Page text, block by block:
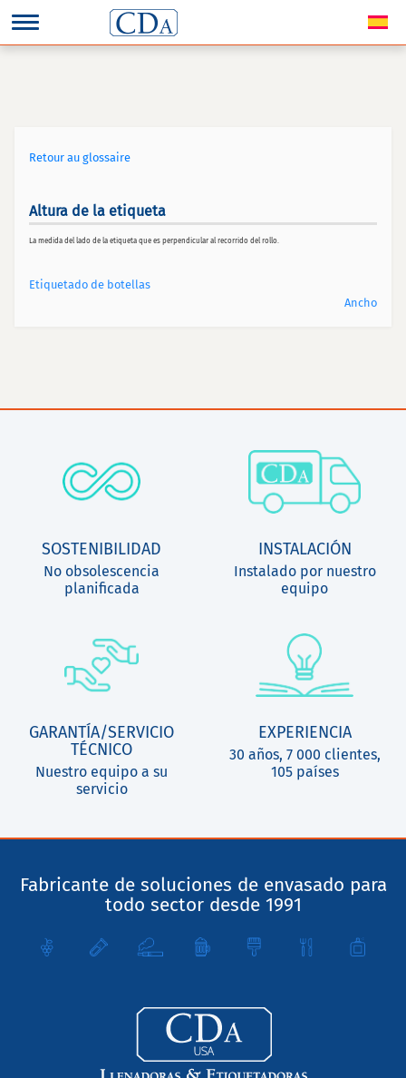
Retour au glossaire
Altura de la etiqueta
La medida del lado de la etiqueta que es perpendicular al recorrido del rollo.
Etiquetado de botellas
Ancho
SOSTENIBILIDAD
No obsolescencia
planificada
INSTALACIÓN
Instalado por nuestro
equipo
GARANTÍA/SERVICIO
TÉCNICO
Nuestro equipo a su
servicio
EXPERIENCIA
30 años, 7 000 clientes,
105 países
Fabricante de soluciones de envasado para
todo sector desde 1991